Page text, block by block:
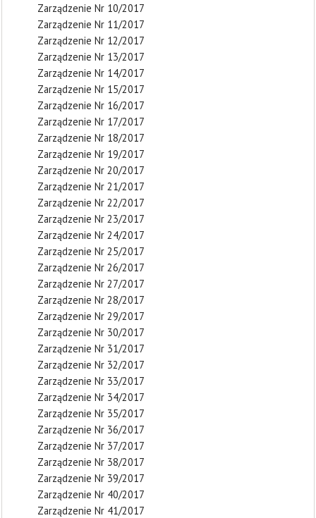
Zarządzenie Nr 10/2017
Zarządzenie Nr 11/2017
Zarządzenie Nr 12/2017
Zarządzenie Nr 13/2017
Zarządzenie Nr 14/2017
Zarządzenie Nr 15/2017
Zarządzenie Nr 16/2017
Zarządzenie Nr 17/2017
Zarządzenie Nr 18/2017
Zarządzenie Nr 19/2017
Zarządzenie Nr 20/2017
Zarządzenie Nr 21/2017
Zarządzenie Nr 22/2017
Zarządzenie Nr 23/2017
Zarządzenie Nr 24/2017
Zarządzenie Nr 25/2017
Zarządzenie Nr 26/2017
Zarządzenie Nr 27/2017
Zarządzenie Nr 28/2017
Zarządzenie Nr 29/2017
Zarządzenie Nr 30/2017
Zarządzenie Nr 31/2017
Zarządzenie Nr 32/2017
Zarządzenie Nr 33/2017
Zarządzenie Nr 34/2017
Zarządzenie Nr 35/2017
Zarządzenie Nr 36/2017
Zarządzenie Nr 37/2017
Zarządzenie Nr 38/2017
Zarządzenie Nr 39/2017
Zarządzenie Nr 40/2017
Zarządzenie Nr 41/2017